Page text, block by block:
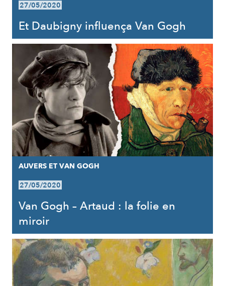
27/05/2020
Et Daubigny influença Van Gogh
AUVERS ET VAN GOGH
27/05/2020
Van Gogh – Artaud : la folie en
miroir